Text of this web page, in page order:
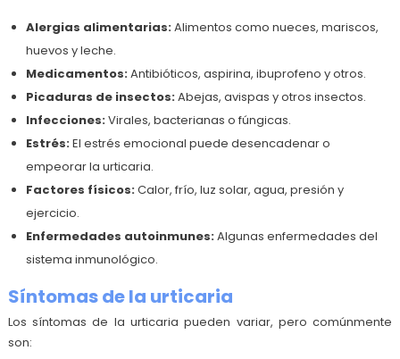
Alergias alimentarias:Alimentos como nueces, mariscos,
huevos y leche.
Medicamentos:Antibióticos, aspirina, ibuprofeno y otros.
Picaduras de insectos:Abejas, avispas y otros insectos.
Infecciones:Virales, bacterianas o fúngicas.
Estrés:El estrés emocional puede desencadenar o
empeorar la urticaria.
Factores físicos:Calor, frío, luz solar, agua, presión y
ejercicio.
Enfermedades autoinmunes:Algunas enfermedades del
sistema inmunológico.
Síntomas de la urticaria
Los síntomas de la urticaria pueden variar, pero comúnmente
son: